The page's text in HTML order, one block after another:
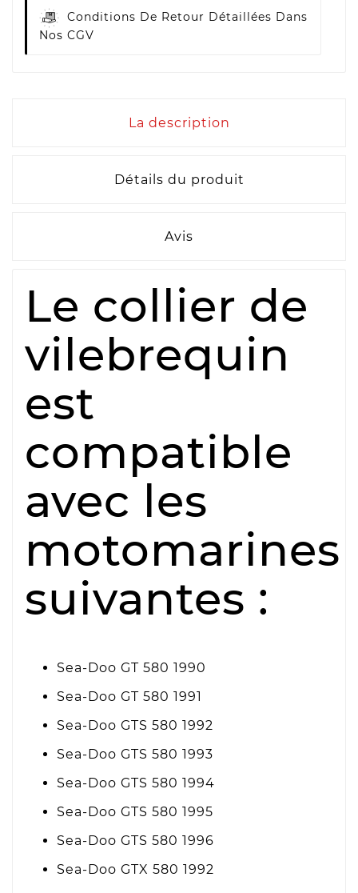
Conditions De Retour Détaillées Dans
Nos CGV
La description
Détails du produit
Avis
Le collier de
vilebrequin
est
compatible
avec les
motomarines
suivantes :
Sea-Doo GT 580 1990
Sea-Doo GT 580 1991
Sea-Doo GTS 580 1992
Sea-Doo GTS 580 1993
Sea-Doo GTS 580 1994
Sea-Doo GTS 580 1995
Sea-Doo GTS 580 1996
Sea-Doo GTX 580 1992